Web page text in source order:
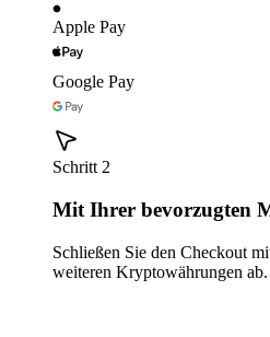
Apple Pay
Google Pay
Schritt 2
Mit Ihrer bevorzugten
Schließen Sie den Checkout
weiteren Kryptowährungen ab.